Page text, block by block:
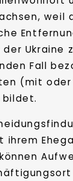
der
Fall
(mit
bildet.